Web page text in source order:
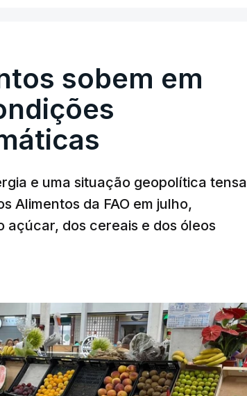
sobem em
e uma situação geopolítica tensa
Alimentos da FAO em julho,
açúcar, dos cereais e dos óleos